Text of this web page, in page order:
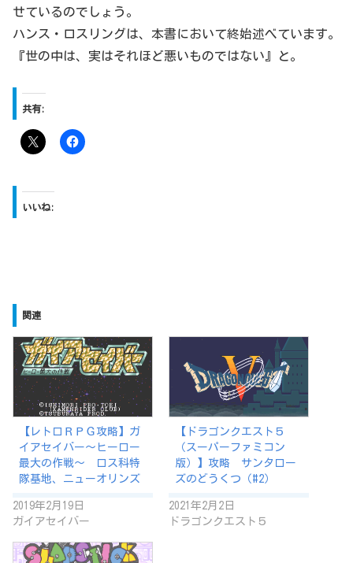
せているのでしょう。
ハンス・ロスリングは、本書において終始述べています。
『世の中は、実はそれほど悪いものではない』と。
共有:
いいね:
関連
【レトロＲＰＧ攻略】ガ
イアセイバー～ヒーロー
最大の作戦～ ロス科特
隊基地、ニューオリンズ
2019年2月19日
ガイアセイバー
【ドラゴンクエスト５
（スーパーファミコン
版）】攻略 サンタロー
ズのどうくつ（#2）
2021年2月2日
ドラゴンクエスト５